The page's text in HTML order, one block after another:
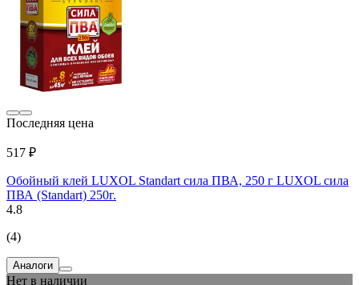
Последняя цена
517 ₽
Обойный клей LUXOL Standart сила ПВА, 250 г LUXOL сила
ПВА (Standart) 250г.
4.8
(4)
Аналоги
Нет в наличии